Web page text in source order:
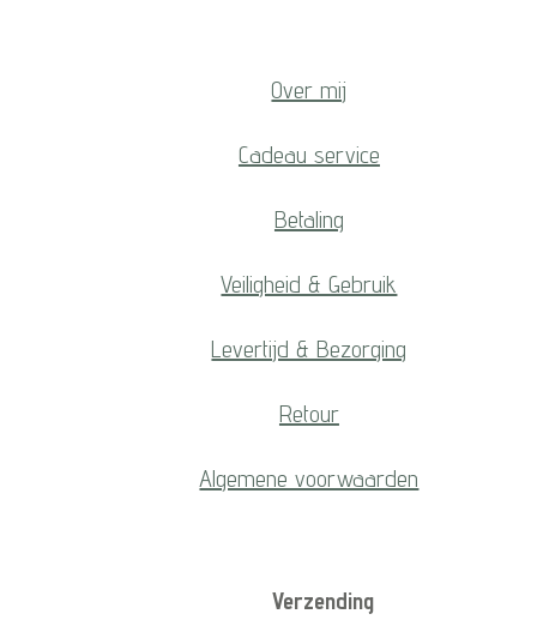
Over mij
Cadeau service
Betaling
Veiligheid & Gebruik
Levertijd & Bezorging
Retour
Algemene voorwaarden
Verzending